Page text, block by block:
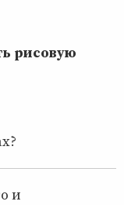
рисовую
и